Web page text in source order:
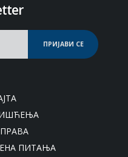
ПРИЈАВИ СЕ
ПИТАЊА